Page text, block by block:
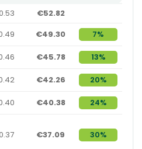
€52.82
€49.30 7%
€45.78 13%
€42.26 20%
€40.38
24%
€37.09 30%